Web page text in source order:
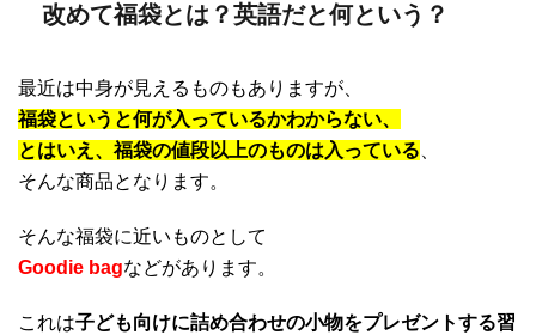
改めて福袋とは？英語だと何という？
最近は中身が見えるものもありますが、
福袋というと何が入っているかわからない、
とはいえ、福袋の値段以上のものは入っている
そんな商品となります。
そんな福袋に近いものとして
Goodie bagなどがあります。
これは子ども向けに詰め合わせの小物をプレゼントする習